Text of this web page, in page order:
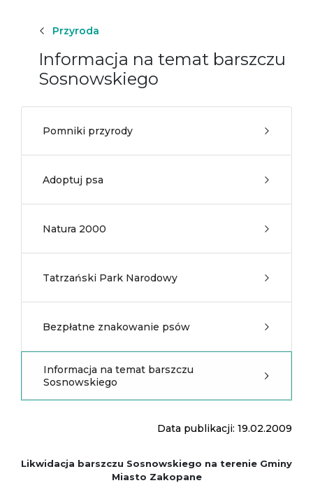
Przyroda
Informacja na temat barszczu
Sosnowskiego
Pomniki przyrody
Adoptuj psa
Natura 2000
Tatrzański Park Narodowy
Bezpłatne znakowanie psów
Informacja na temat barszczu
Sosnowskiego
Data publikacji: 19.02.2009
Likwidacja barszczu Sosnowskiego na terenie Gminy
Miasto Zakopane